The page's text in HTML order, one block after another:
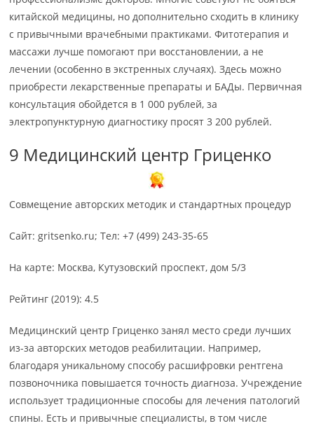
китайской медицины, но дополнительно сходить в клинику
с привычными врачебными практиками. Фитотерапия и
массажи лучше помогают при восстановлении, а не
лечении (особенно в экстренных случаях). Здесь можно
приобрести лекарственные препараты и БАДы. Первичная
консультация обойдется в 1 000 рублей, за
электропунктурную диагностику просят 3 200 рублей.
9 Медицинский центр Гриценко
Совмещение авторских методик и стандартных процедур
Сайт: gritsenko.ru; Тел: +7 (499) 243-35-65
На карте: Москва, Кутузовский проспект, дом 5/3
Рейтинг (2019): 4.5
Медицинский центр Гриценко занял место среди лучших
из-за авторских методов реабилитации. Например,
благодаря уникальному способу расшифровки рентгена
позвоночника повышается точность диагноза. Учреждение
использует традиционные способы для лечения патологий
спины. Есть и привычные специалисты, в том числе